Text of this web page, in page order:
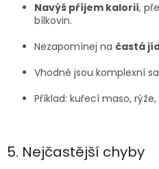
Navýš příjem kalorií,
bílkovin.
Nezapomínej na častá
Vhodné jsou komplexní
Příklad: kuřecí maso,
5. Nejčastější chyby